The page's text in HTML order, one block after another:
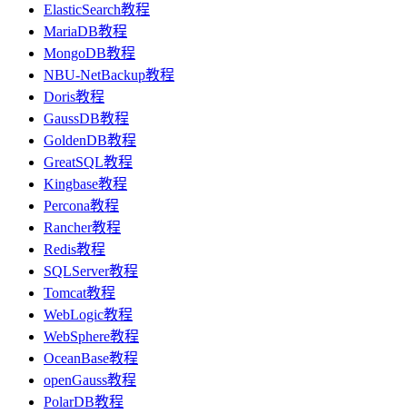
ElasticSearch教程
MariaDB教程
MongoDB教程
NBU-NetBackup教程
Doris教程
GaussDB教程
GoldenDB教程
GreatSQL教程
Kingbase教程
Percona教程
Rancher教程
Redis教程
SQLServer教程
Tomcat教程
WebLogic教程
WebSphere教程
OceanBase教程
openGauss教程
PolarDB教程